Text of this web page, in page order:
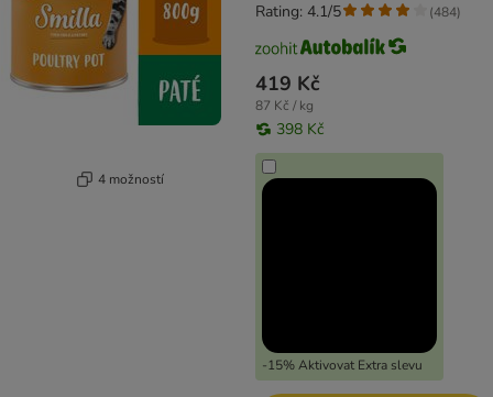
4 možností
419 Kč
87 Kč / kg
398 Kč
-15% Aktivovat Extra slevu
Rating: 4.1/5 (484)